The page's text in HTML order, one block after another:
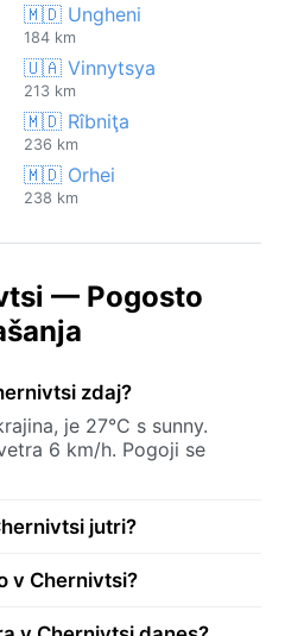
🇲🇩 Ungheni
184 km
🇺🇦 Vinnytsya
213 km
🇲🇩 Rîbniţa
236 km
🇲🇩 Orhei
238 km
— Pogosto
zdaj?
je 27°C s sunny.
6 km/h. Pogoji se
jutri?
v Chernivtsi?